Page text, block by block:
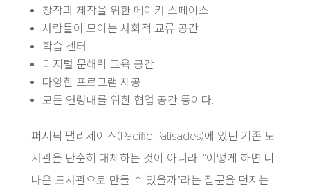
창작과 제작을 위한 메이커 스페이스
사람들이 모이는 사회적 교류 공간
학습 센터
디지털 문해력 교육 공간
다양한 프로그램 제공
모든 연령대를 위한 협업 공간 등이다.
퍼시픽 팰리세이즈(Pacific Palisades)에 있던 기존 도
서관을 단순히 대체하는 것이 아니라, “어떻게 하면 더
나은 도서관으로 만들 수 있을까”라는 질문을 던지는